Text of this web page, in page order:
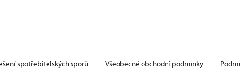
spotřebitelských sporů Všeobecné obchodní podmínky